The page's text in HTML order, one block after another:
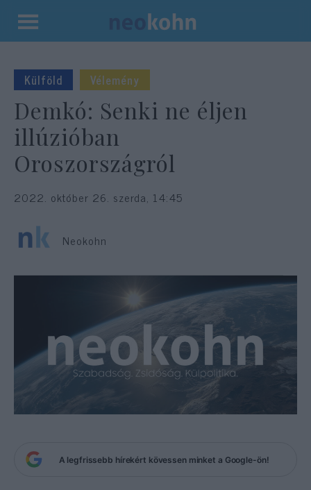
Kilépés
tartalomba
Külföld Vélemény
Demkó: Senki ne éljen
illúzióban
Oroszországról
2022. október 26. szerda, 14:45
Neokohn
A legfrissebb hírekért kövessen minket a Google-ön!